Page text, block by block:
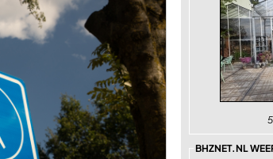
BHZNET.NL